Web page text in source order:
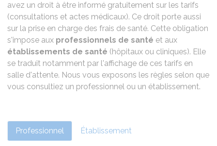
avez un droit à être informé gratuitement sur les tarifs
(consultations et actes médicaux). Ce droit porte aussi
sur la prise en charge des frais de santé. Cette obligation
s'impose aux professionnels de santé et aux
établissements de santé (hôpitaux ou cliniques). Elle
se traduit notamment par l'affichage de ces tarifs en
salle d'attente. Nous vous exposons les règles selon que
vous consultiez un professionnel ou un établissement.
Professionnel Établissement